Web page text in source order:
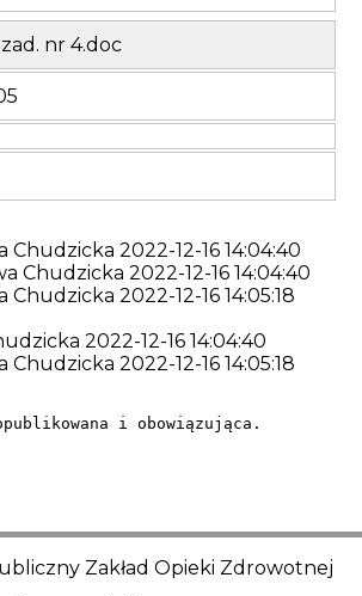
nr 4.doc
Chudzicka 2022-12-16 14:04:40
Chudzicka 2022-12-16 14:04:40
Chudzicka 2022-12-16 14:05:18
2022-12-16 14:04:40
Chudzicka 2022-12-16 14:05:18
i obowiązująca.
Zakład Opieki Zdrowotnej